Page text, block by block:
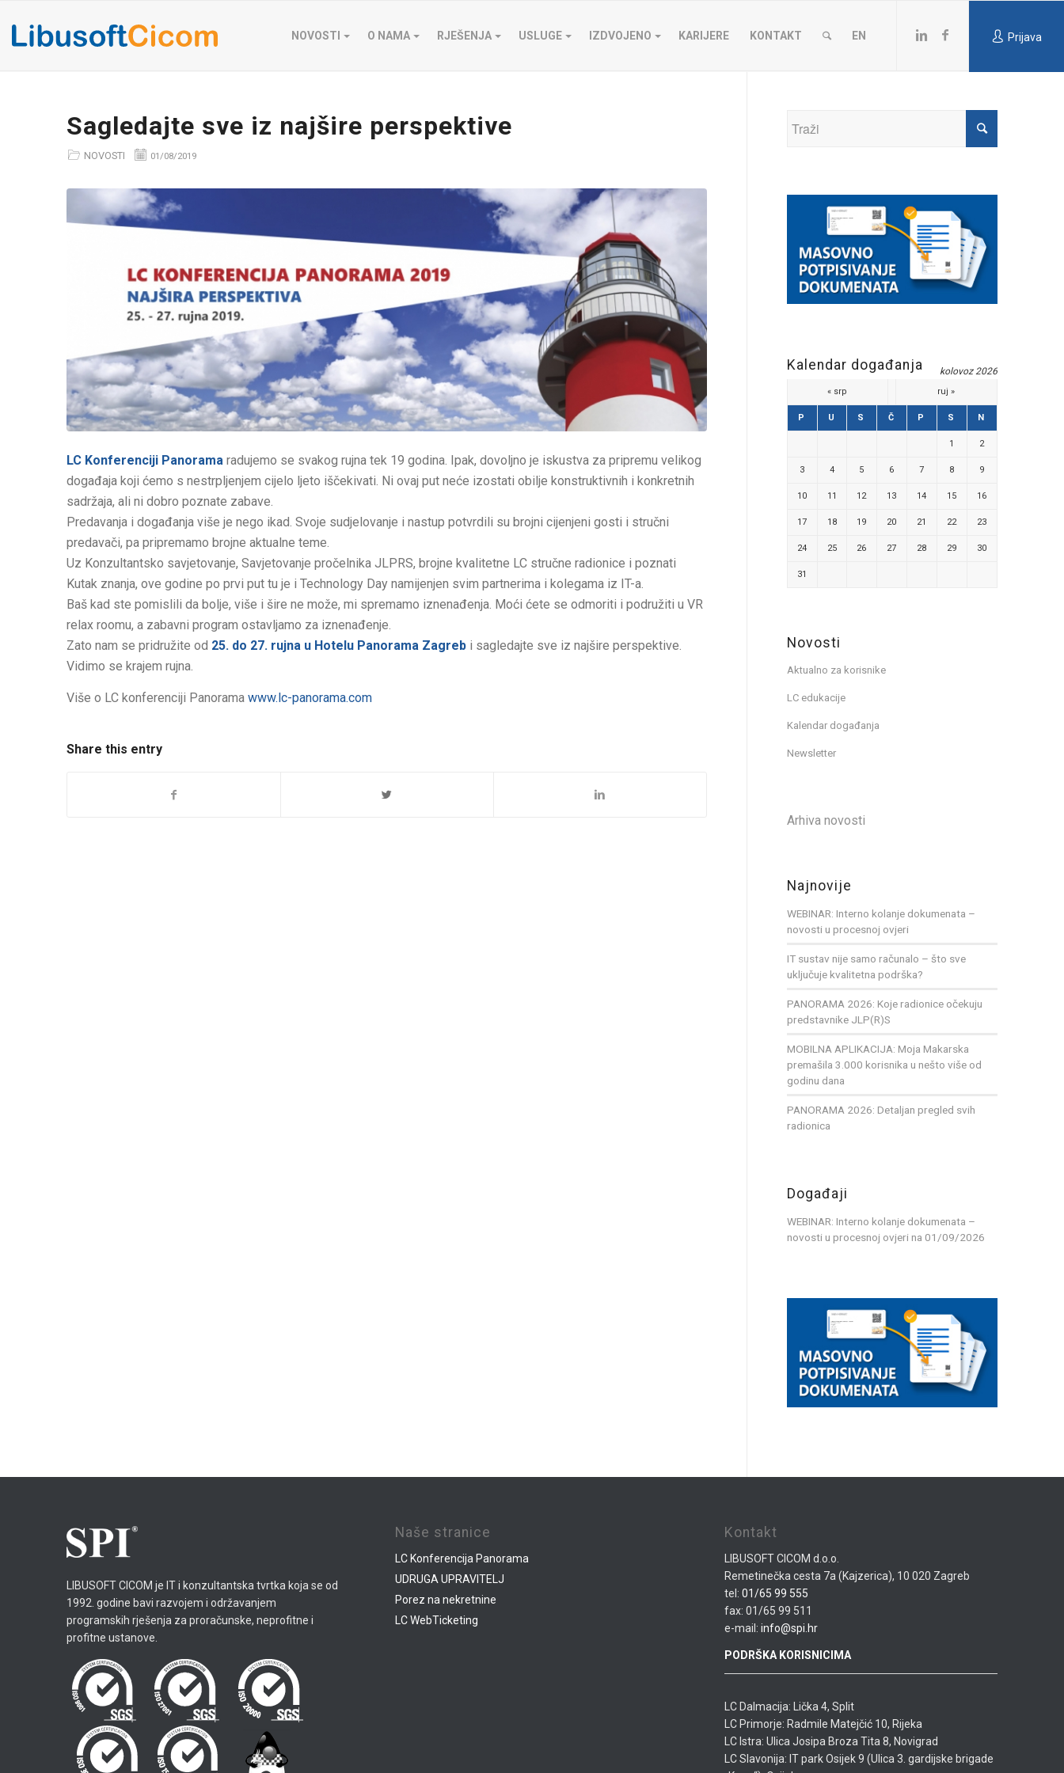
NOVOSTI O NAMA RJEŠENJA USLUGE IZDVOJENO KARIJERE KONTAKT EN Prijava
Sagledajte sve iz najšire perspektive
NOVOSTI 01/08/2019
LC Konferenciji Panoramaradujemo se svakog rujna tek 19 godina. Ipak, dovoljno je iskustva za pripremu velikog
događaja koji ćemo s nestrpljenjem cijelo ljeto iščekivati. Ni ovaj put neće izostati obilje konstruktivnih i konkretnih
sadržaja, ali ni dobro poznate zabave.
Predavanja i događanja više je nego ikad. Svoje sudjelovanje i nastup potvrdili su brojni cijenjeni gosti i stručni
predavači, pa pripremamo brojne aktualne teme.
Uz Konzultantsko savjetovanje, Savjetovanje pročelnika JLPRS, brojne kvalitetne LC stručne radionice i poznati
Kutak znanja, ove godine po prvi put tu je i Technology Day namijenjen svim partnerima i kolegama iz IT-a.
Baš kad ste pomislili da bolje, više i šire ne može, mi spremamo iznenađenja. Moći ćete se odmoriti i podružiti u VR
relax roomu, a zabavni program ostavljamo za iznenađenje.
Zato nam se pridružite od 25. do 27. rujna u Hotelu Panorama Zagrebi sagledajte sve iz najšire perspektive.
Vidimo se krajem rujna.
Više o LC konferenciji Panorama www.lc-panorama.com
Share this entry
Kalendar događanja kolovoz 2026
P U S Č P S N
1 2
3 4 5 6 7 8 9
10 11 12 13 14 15 16
17 18 19 20 21 22 23
24 25 26 27 28 29 30
31
« srp ruj »
Novosti
Aktualno za korisnike
LC edukacije
Kalendar događanja
Newsletter
Arhiva novosti
Najnovije
WEBINAR: Interno kolanje dokumenata –
novosti u procesnoj ovjeri
IT sustav nije samo računalo – što sve
uključuje kvalitetna podrška?
PANORAMA 2026: Koje radionice očekuju
predstavnike JLP(R)S
MOBILNA APLIKACIJA: Moja Makarska
premašila 3.000 korisnika u nešto više od
godinu dana
PANORAMA 2026: Detaljan pregled svih
radionica
Događaji
WEBINAR: Interno kolanje dokumenata –
novosti u procesnoj ovjeri na 01/09/2026
LIBUSOFT CICOM je IT i konzultantska tvrtka koja se od
1992. godine bavi razvojem i održavanjem
programskih rješenja za proračunske, neprofitne i
profitne ustanove.
Naše stranice
LC Konferencija Panorama
UDRUGA UPRAVITELJ
Porez na nekretnine
LC WebTicketing
Kontakt
LIBUSOFT CICOM d.o.o.
Remetinečka cesta 7a (Kajzerica), 10 020 Zagreb
tel:01/65 99 555
fax: 01/65 99 511
e-mail:info@spi.hr
PODRŠKA KORISNICIMA
LC Dalmacija: Lička 4, Split
LC Primorje: Radmile Matejčić 10, Rijeka
LC Istra: Ulica Josipa Broza Tita 8, Novigrad
LC Slavonija: IT park Osijek 9 (Ulica 3. gardijske brigade